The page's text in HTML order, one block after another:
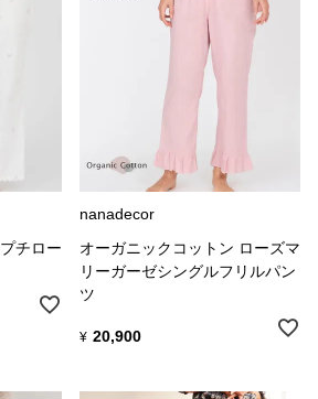
チロー
nanadecor
オーガニックコットン ローズマ
リーガーゼシングルフリルパン
ツ
¥ 20,900